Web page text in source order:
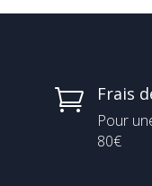
 Frais
Pour
80€